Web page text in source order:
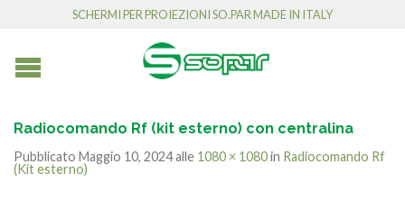
SCHERMI PER PROIEZIONI SO.PAR MADE IN ITALY
Radiocomando Rf (kit esterno) con centralina
Pubblicato Maggio 10, 2024alle 1080 × 1080in Radiocomando Rf
(Kit esterno)